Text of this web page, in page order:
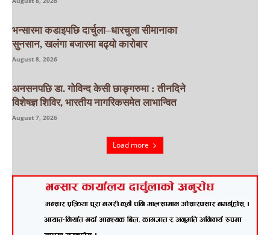
भन्सारमा कडाइपछि दार्चुला–धारचुला सीमानाका
सुनसान, खलंगा बजारमा बढ्यो कारोबार
August 8, 2026
अनसनपछि डा. गोविन्द केसी छाङ्गरुमा : तीनदिने
विशेषज्ञ शिविर, भारतीय नागरिकसमेत लाभान्वित
August 7, 2026
Load more